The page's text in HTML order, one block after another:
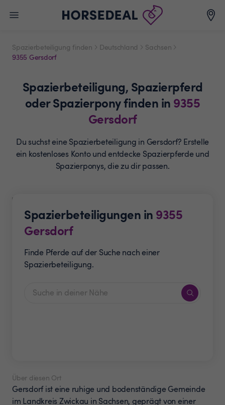
Spazierbeteiligung finden Deutschland
Sachsen
9355 Gersdorf
Spazierbeteiligung, Spazierpferd
oder Spazierponyfinden in 9355
Gersdorf
Du suchst eine Spazierbeteiligung in Gersdorf? Erstelle
ein kostenloses Konto und entdecke Spazierpferde und
Spazierponys, die zu dir passen.
Spazierbeteiligungen in 9355
Gersdorf
Finde Pferde auf der Suche nach einer
Spazierbeteiligung.
Über diesen Ort
Gersdorf ist eine ruhige und bodenständige Gemeinde
im Landkreis Zwickau in Sachsen, geprägt von einer